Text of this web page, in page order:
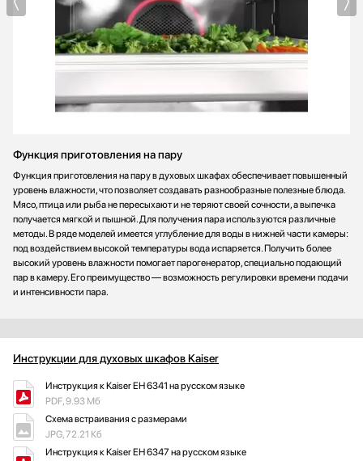
Функция приготовления на пару
Функция приготовления на пару в духовых шкафах обеспечивает повышенный
уровень влажности, что позволяет создавать разнообразные полезные блюда.
Мясо, птица или рыба не пересыхают и не теряют своей сочности, а выпечка
получается мягкой и пышной. Для получения пара используются различные
методы. В ряде моделей имеется углубление для воды в нижней части камеры:
под воздействием высокой температуры вода испаряется. Получить более
высокий уровень влажности помогает парогенератор, специально подающий
пар в камеру. Его преимущество — возможность регулировки времени подачи
и интенсивности пара.
Инструкции для духовых шкафов Kaiser
Инструкция к Kaiser EH 6341 на русском языке
PDF, 9.93 Мб
Схема встраивания с размерами
JPG, 72.21 Кб
Инструкция к Kaiser EH 6347 на русском языке